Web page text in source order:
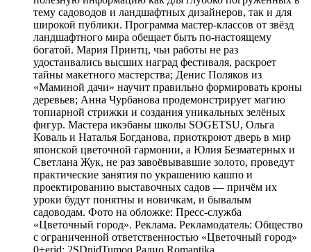
тему садоводов и ландшафтных дизайнеров, так и для
широкой публики. Программа мастер-классов от звёзд
ландшафтного мира обещает быть по-настоящему
богатой. Мария Принтц, чьи работы не раз
удостаивались высших наград фестиваля, раскроет
тайны макетного мастерства; Денис Поляков из
«Маминой дачи» научит правильно формировать кроны
деревьев; Анна Чурбанова продемонстрирует магию
топиарной стрижки и создания уникальных зелёных
фигур. Мастера икэбаны школы SOGETSU, Ольга
Коваль и Наталья Богданова, приоткроют дверь в мир
японской цветочной гармонии, а Юлия Безматерных и
Светлана Жук, не раз завоёвывавшие золото, проведут
практические занятия по украшению кашпо и
проектированию выставочных садов — причём их
уроки будут понятны и новичкам, и бывалым
садоводам. Фото на обложке: Пресс-служба
«Цветочный город». Реклама. Рекламодатель: Общество
с ограниченной ответственностью «Цветочный город»